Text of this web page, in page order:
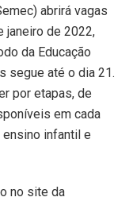
abrirá vagas
janeiro de 2022,
da Educação
segue até o dia 21.
por etapas, de
em cada
infantil e
no site da